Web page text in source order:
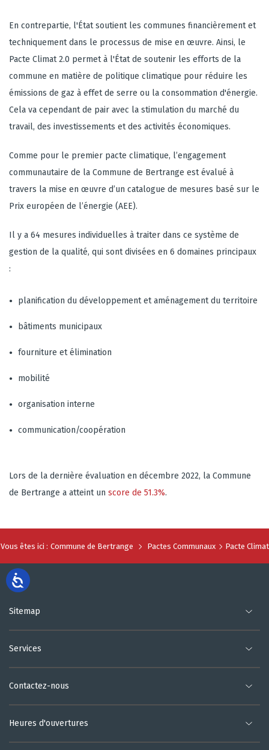
En contrepartie, l'État soutient les communes financièrement et
techniquement dans le processus de mise en œuvre. Ainsi, le
Pacte Climat 2.0 permet à l'État de soutenir les efforts de la
commune en matière de politique climatique pour réduire les
émissions de gaz à effet de serre ou la consommation d'énergie.
Cela va cependant de pair avec la stimulation du marché du
travail, des investissements et des activités économiques.
Comme pour le premier pacte climatique, l’engagement
communautaire de la Commune de Bertrange est évalué à
travers la mise en œuvre d’un catalogue de mesures basé sur le
Prix européen de l’énergie (AEE).
Il y a 64 mesures individuelles à traiter dans ce système de
gestion de la qualité, qui sont divisées en 6 domaines principaux
:
planification du développement et aménagement du territoire
bâtiments municipaux
fourniture et élimination
mobilité
organisation interne
communication/coopération
Lors de la dernière évaluation en décembre 2022, la Commune
de Bertrange a atteint un score de 51.3%.
Vous êtes ici : Commune de Bertrange Pactes Communaux Pacte Climat
Sitemap
Services
Contactez-nous
Heures d'ouvertures